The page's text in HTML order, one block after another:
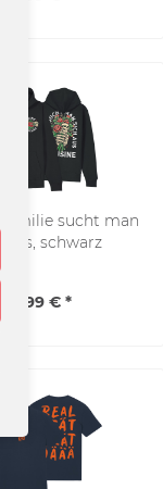
Familie sucht man
aus, schwarz
59,99 € *